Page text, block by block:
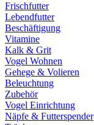
Frischfutter
Lebendfutter
Beschäftigung
Vitamine
Kalk & Grit
Vogel Wohnen
Gehege & Volieren
Beleuchtung
Zubehör
Vogel Einrichtung
Näpfe & Futterspender